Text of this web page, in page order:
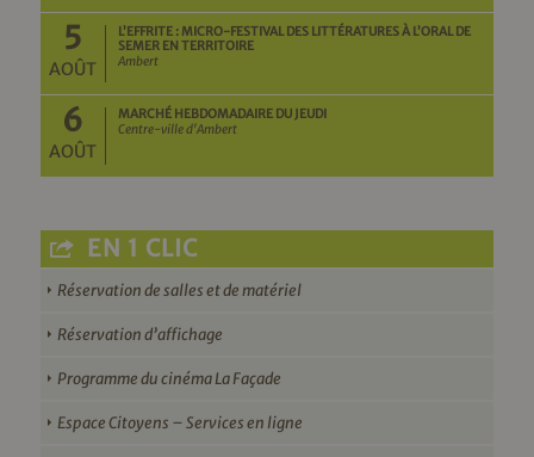
5
AOÛT
L’EFFRITE : MICRO-FESTIVAL DES LITTÉRATURES À L’ORAL DE
SEMER EN TERRITOIRE
Ambert
6
AOÛT
MARCHÉ HEBDOMADAIRE DU JEUDI
Centre-ville d'Ambert
EN 1 CLIC
Réservation de salles et de matériel
Réservation d’affichage
Programme du cinéma La Façade
Espace Citoyens – Services en ligne